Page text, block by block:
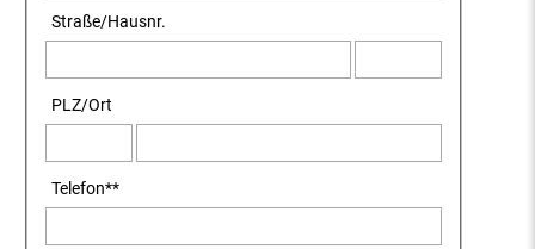
Straße/Hausnr.
PLZ/Ort
Telefon**